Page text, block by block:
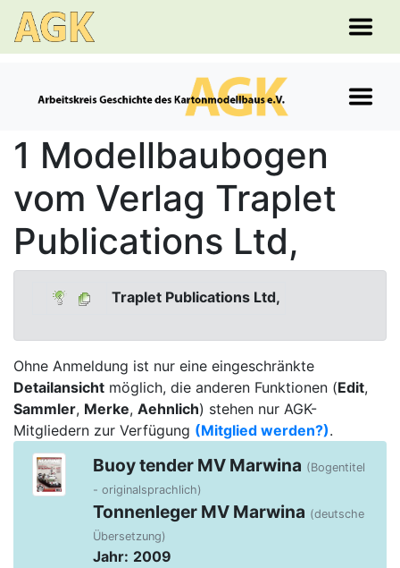
1 Modellbaubogen
vom Verlag Traplet
Publications Ltd,
Traplet Publications Ltd,
Ohne Anmeldung ist nur eine eingeschränkte
Detailansicht möglich, die anderen Funktionen (Edit,
Sammler, Merke, Aehnlich) stehen nur AGK-
Mitgliedern zur Verfügung (Mitglied werden?).
Buoy tender MV Marwina (Bogentitel
- originalsprachlich)
Tonnenleger MV Marwina (deutsche
Übersetzung)
Jahr: 2009